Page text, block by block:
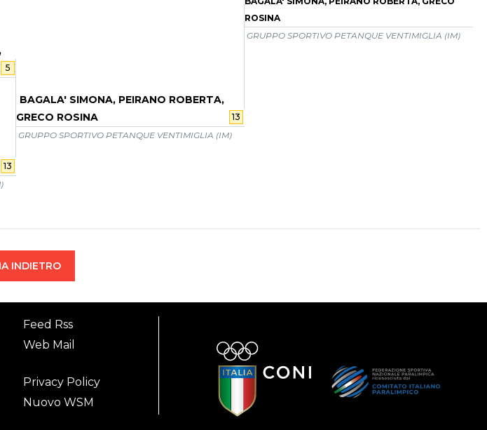
5
13
BAGALA' SIMONA, PEIRANO ROBERTA,
GRECO ROSINA
13
GRUPPO SPORTIVO PETANQUE VENTIMIGLIA (IM)
ROSINA
GRUPPO SPORTIVO PETANQUE VENTIMIGLIA (IM)
INDIETRO
Feed Rss
Web Mail
Privacy Policy
Nuovo WSM